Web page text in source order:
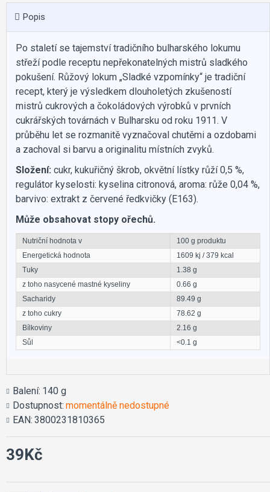
Popis
Po staletí se tajemství tradičního bulharského lokumu
střeží podle receptu nepřekonatelných mistrů sladkého
pokušení. Růžový lokum „Sladké vzpomínky“ je tradiční
recept, který je výsledkem dlouholetých zkušeností
mistrů cukrových a čokoládových výrobků v prvních
cukrářských továrnách v Bulharsku od roku 1911. V
průběhu let se rozmanitě vyznačoval chutěmi a ozdobami
a zachoval si barvu a originalitu místních zvyků.
Složení: cukr, kukuřičný škrob, okvětní lístky růží 0,5 %,
regulátor kyselosti: kyselina citronová, aroma: růže 0,04 %,
barvivo: extrakt z červené ředkvičky (E163).
Může obsahovat stopy ořechů.
Nutriční hodnota v
100 g produktu
Energetická hodnota
1609 kj / 379 kcal
Tuky
1.38 g
z toho nasycené mastné kyseliny
0.66 g
Sacharidy
89.49 g
z toho cukry
78.62 g
Bílkoviny
2.16 g
Sůl
<0.1 g
Balení: 140 g
Dostupnost: momentálně nedostupné
EAN: 3800231810365
39Kč